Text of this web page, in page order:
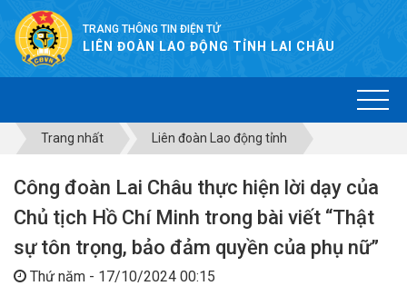
TRANG THÔNG TIN ĐIỆN TỬ
LIÊN ĐOÀN LAO ĐỘNG TỈNH LAI CHÂU
Trang nhất Liên đoàn Lao động tỉnh
Công đoàn Lai Châu thực hiện lời dạy của
Chủ tịch Hồ Chí Minh trong bài viết “Thật
sự tôn trọng, bảo đảm quyền của phụ nữ”
Thứ năm - 17/10/2024 00:15